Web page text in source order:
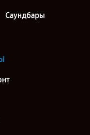
Саундбары